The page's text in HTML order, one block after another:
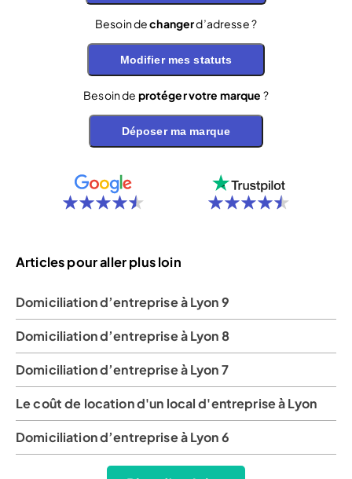
Besoin dechangerd’adresse ?
Modifier mes statuts
Besoin de protéger votre marque ?
Déposer ma marque
Articles pour aller plus loin
Domiciliation d’entreprise à Lyon 9
Domiciliation d’entreprise à Lyon 8
Domiciliation d’entreprise à Lyon 7
Le coût de location d'un local d'entreprise à Lyon
Domiciliation d’entreprise à Lyon 6